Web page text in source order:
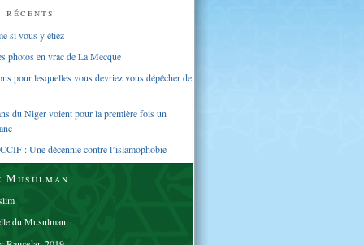
si vous y étiez
photos en vrac de La Mecque
pour lesquelles vous devriez vous dépêcher de
du Niger voient pour la première fois un
: Une décennie contre l’islamophobie
Musulman
du Musulman